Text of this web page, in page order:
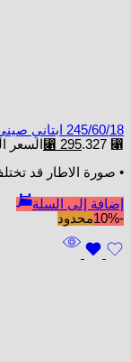
245/60/18 ابتاني صينيD2026 105H
⃁ 327.
⃁ 295 السعر
• صورة الاطار قد
إضافة إلى السلة
-10%
محدود